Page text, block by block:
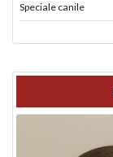
Speciale canile